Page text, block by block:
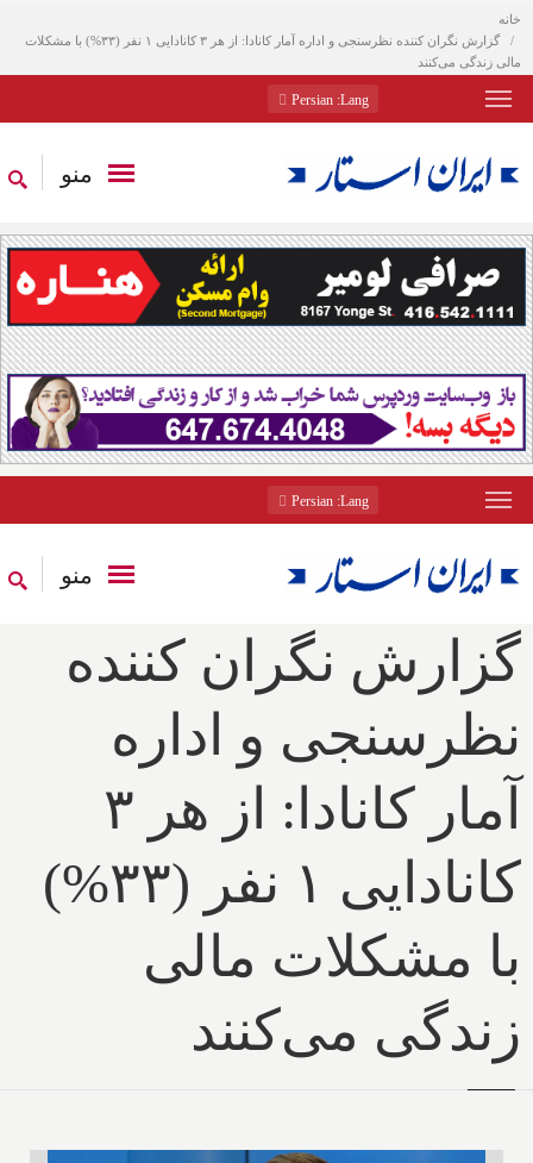
خانه
گزارش نگران کننده نظرسنجی و اداره آمار کانادا: از هر ۳ کانادایی ۱ نفر (۳۳%) با مشکلات
مالی زندگی می‌کنند
Lang
: Persian
منو
Lang
: Persian
منو
گزارش نگران کننده
نظرسنجی و اداره
آمار کانادا: از هر ۳
کانادایی ۱ نفر (۳۳%)
با مشکلات مالی
زندگی می‌کنند